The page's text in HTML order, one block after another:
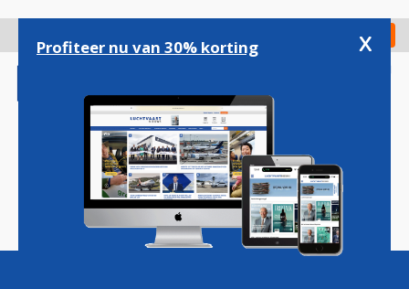
gaan
Check in
Magazine Podcasts Vacatures
Profiteer nu van 30% korting x